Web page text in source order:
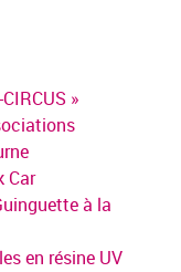
»
Car
à la
en résine UV